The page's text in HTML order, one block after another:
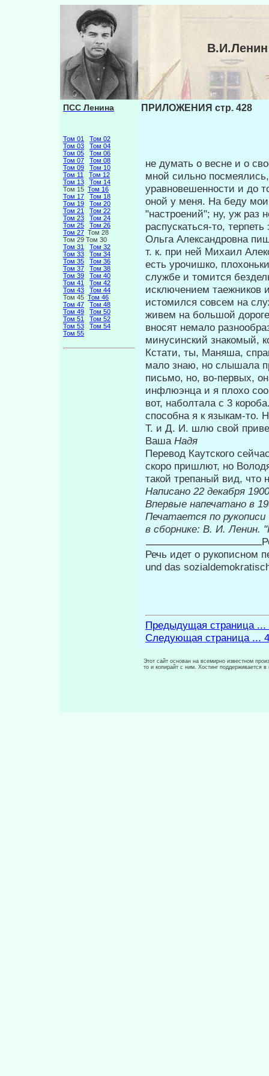
ПСС Ленина
Том 01
Том 02
Том 03
Том 04
Том 05
Том 06
Том 07
Том 08
Том 09
Том 10
Том 11
Том 12
Том 13
Том 14
Том 15 Том 16
Том 17
Том 18
Том 19
Том 20
Том 21
Том 22
Том 23
Том 24
Том 25
Том 26
Том 27 Том 28
Том 29 Том 30
Том 31
Том 32
Том 33
Том 34
Том 35
Том 36
Том 37
Том 38
Том 39
Том 40
Том 41
Том 42
Том 43
Том 44
Том 45 Том 46
Том 47
Том 48
Том 49
Том 50
Том 51
Том 52
Том 53
Том 54
Том 55
ПРИЛОЖЕНИЯ стр. 428
не думать о весне и о
мной сильно
уравновешенности и до
оной у меня. На беду
"настроений"; ну, уж раз
распускаться-то, терпеть
Ольга Александровна
т. к. при ней Михаил
есть урочишко,
службе и томится
исключением таежников
истомился совсем на
живем на большой
вносят немало
минусинский знакомый,
Кстати, ты, Маняша,
мало знаю, но слышала
письмо, но, во-первых,
инфлюэнца и я плохо
вот, наболтала с 3
способна я к языкам-то.
Т. и Д. И. шлю свой
Ваша Надя
Перевод Каутского
скоро пришлют, но
такой трепаный вид, что
Написано 22 декабря
Впервые
Печатается по рукописи
в сборнике: В. И. Ленин.
Речь идет о рукописном
und das
Предыдущая страница ...
Следующая страница ...
Этот сайт основан на всемирно известном
то и копирайт с ним. Хостинг поддерживается